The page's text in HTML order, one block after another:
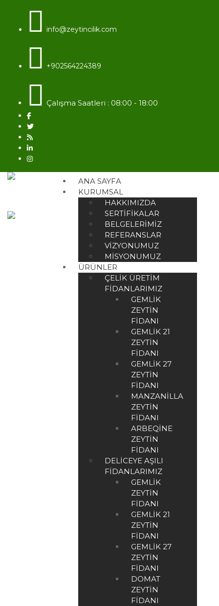
info@zeytincilik.com
+902564224389
Çalışma Saatleri : 08:00 - 18:00
ANA SAYFA
KURUMSAL
HAKKIMIZDA
SERTIFIKALAR
BELGELERIMIZ
REFERANSLAR
VIZYONUMUZ
MISYONUMUZ
ÜRÜNLER
ÇELIK ÜRETIM
FIDANLARIMIZ
GEMLIK
ZEYTIN
FIDANI
GEMLIK 21
ZEYTIN
FIDANI
GEMLIK 27
ZEYTIN
FIDANI
MANZANILLA
ZEYTIN
FIDANI
ARBEQINE
ZEYTIN
FIDANI
DELICEYE AŞILI
FIDANLARIMIZ
GEMLIK
ZEYTIN
FIDANI
GEMLIK 21
ZEYTIN
FIDANI
GEMLIK 27
ZEYTIN
FIDANI
DOMAT
ZEYTIN
FIDANI